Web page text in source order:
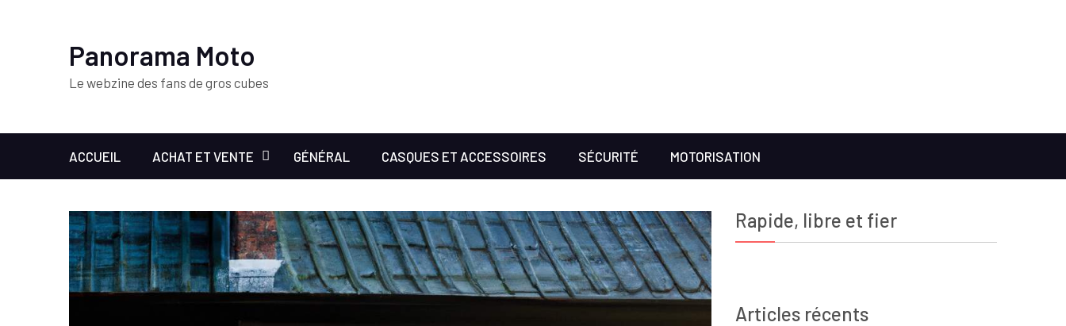
Panorama Moto
Le webzine des fans de gros cubes
ACCUEIL ACHAT ET VENTE GÉNÉRAL CASQUES ET ACCESSOIRES SÉCURITÉ MOTORISATION
Rapide, libre et fier
Articles récents